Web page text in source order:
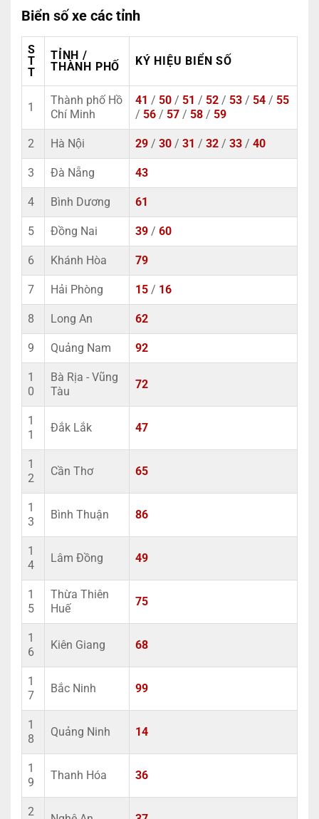
Biển số xe các tỉnh
S
T
T
TỈNH /
THÀNH PHỐ
KÝ HIỆU BIỂN SỐ
1
Thành phố Hồ
Chí Minh
41 / 50 / 51 / 52 / 53 / 54 / 55
/ 56 / 57 / 58 / 59
2 Hà Nội 29 / 30 / 31 / 32 / 33 / 40
3 Đà Nẵng 43
4 Bình Dương 61
5 Đồng Nai 39 / 60
6 Khánh Hòa 79
7 Hải Phòng 15 / 16
8 Long An 62
9 Quảng Nam 92
1
0
Bà Rịa - Vũng
Tàu
72
1
1
Đắk Lắk 47
1
2
Cần Thơ 65
1
3
Bình Thuận 86
1
4
Lâm Đồng 49
1
5
Thừa Thiên
Huế
75
1
6
Kiên Giang 68
1
7
Bắc Ninh 99
1
8
Quảng Ninh 14
1
9
Thanh Hóa 36
2